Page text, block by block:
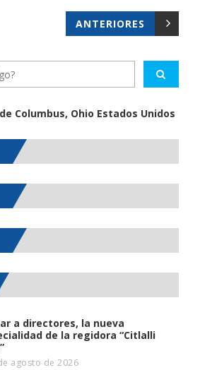
ANTERIORES
Columbus, Ohio Estados Unidos
a directores, la nueva
de la regidora “Citlalli
agosto de 2026